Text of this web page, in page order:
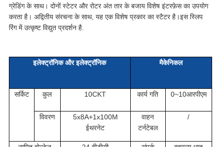
ग्रेडिंग के साथ। दोनों स्टेटर और रोटर अंत तार के बजाय विशेष इंटरफ़ेस का उपयोग
करता है। अद्वितीय संरचना के साथ, यह एक विशेष प्रकार का स्टैटर है।इस स्लिप
रिंग में उत्कृष्ट विद्युत प्रदर्शन है.
इलेक्ट्रॉनिक और इलेक्ट्रॉनिक मैकेनिकल
सर्किट कुल 10CKT कार्य गति 0~10आरपीएम
विवरण
5x8A+1x100M
ईथरनेट
वाहन
टर्नटेबल
/